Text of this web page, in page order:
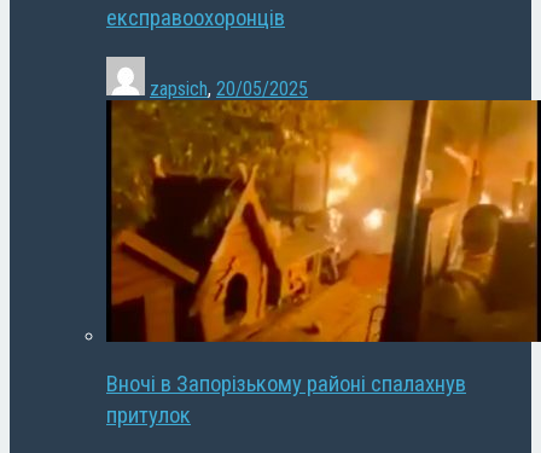
експравоохоронців
zapsich, 20/05/2025
Вночі в Запорізькому районі спалахнув
притулок